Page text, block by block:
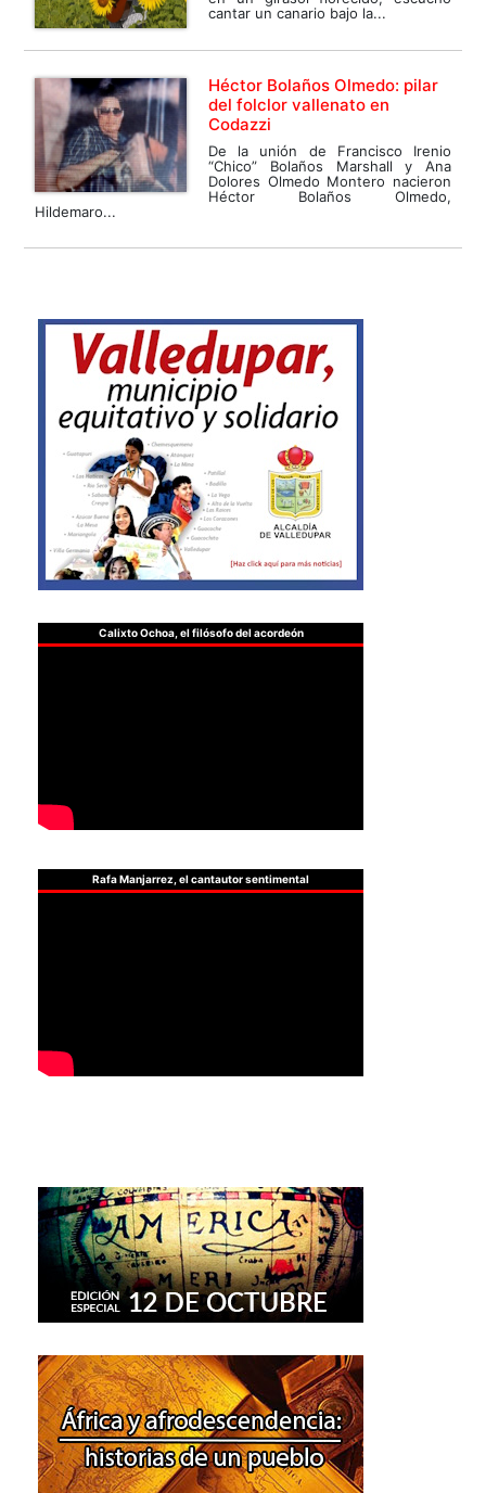
cantar un canario bajo la...
Héctor Bolaños Olmedo: pilar
del folclor vallenato en
Codazzi
De la unión de Francisco Irenio
“Chico” Bolaños Marshall y Ana
Dolores Olmedo Montero nacieron
Héctor Bolaños Olmedo,
Hildemaro...
Calixto Ochoa, el filósofo del acordeón
Rafa Manjarrez, el cantautor sentimental